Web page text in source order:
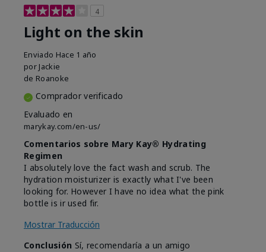
4
Light on the skin
Enviado Hace 1 año
por Jackie
de Roanoke
Comprador verificado
Evaluado en
marykay.com/en-us/
Comentarios sobre Mary Kay® Hydrating
Regimen
I absolutely love the fact wash and scrub. The
hydration moisturizer is exactly what I've been
looking for. However I have no idea what the pink
bottle is ir used fir.
Mostrar Traducción
Conclusión Sí, recomendaría a un amigo